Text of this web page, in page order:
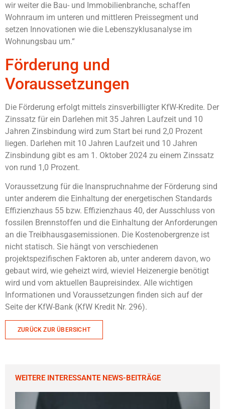
wir weiter die Bau- und Immobilienbranche, schaffen
Wohnraum im unteren und mittleren Preissegment und
setzen Innovationen wie die Lebenszyklusanalyse im
Wohnungsbau um.“
Förderung und
Voraussetzungen
Die Förderung erfolgt mittels zinsverbilligter KfW-Kredite. Der
Zinssatz für ein Darlehen mit 35 Jahren Laufzeit und 10
Jahren Zinsbindung wird zum Start bei rund 2,0 Prozent
liegen. Darlehen mit 10 Jahren Laufzeit und 10 Jahren
Zinsbindung gibt es am 1. Oktober 2024 zu einem Zinssatz
von rund 1,0 Prozent.
Voraussetzung für die Inanspruchnahme der Förderung sind
unter anderem die Einhaltung der energetischen Standards
Effizienzhaus 55 bzw. Effizienzhaus 40, der Ausschluss von
fossilen Brennstoffen und die Einhaltung der Anforderungen
an die Treibhausgasemissionen. Die Kostenobergrenze ist
nicht statisch. Sie hängt von verschiedenen
projektspezifischen Faktoren ab, unter anderem davon, wo
gebaut wird, wie geheizt wird, wieviel Heizenergie benötigt
wird und vom aktuellen Baupreisindex. Alle wichtigen
Informationen und Voraussetzungen finden sich auf der
Seite der KfW-Bank (KfW Kredit Nr. 296).
ZURÜCK ZUR ÜBERSICHT
WEITERE INTERESSANTE NEWS-BEITRÄGE